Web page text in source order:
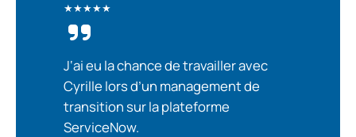
★★★★★
J‘ai eu la chance de travailler avec
Cyrille lors d’un management de
transition sur la plateforme
ServiceNow.